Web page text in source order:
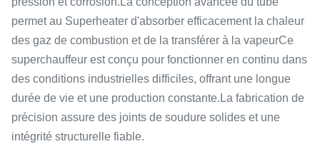
permet au Superheater d'absorber efficacement la chaleur
des gaz de combustion et de la transférer à la vapeurCe
superchauffeur est conçu pour fonctionner en continu dans
des conditions industrielles difficiles, offrant une longue
durée de vie et une production constante.La fabrication de
précision assure des joints de soudure solides et une
intégrité structurelle fiable.